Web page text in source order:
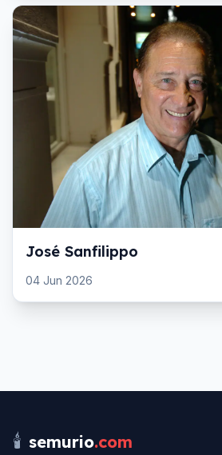
José Sanfilippo
04 Jun 2026
🕯️ semurio.com